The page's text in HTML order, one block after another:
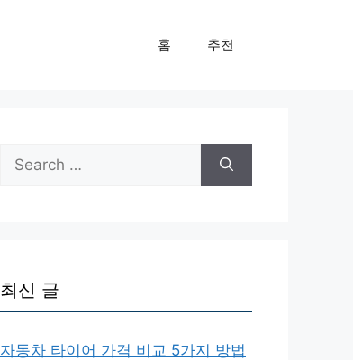
홈 추천
Search
for:
최신 글
자동차 타이어 가격 비교 5가지 방법